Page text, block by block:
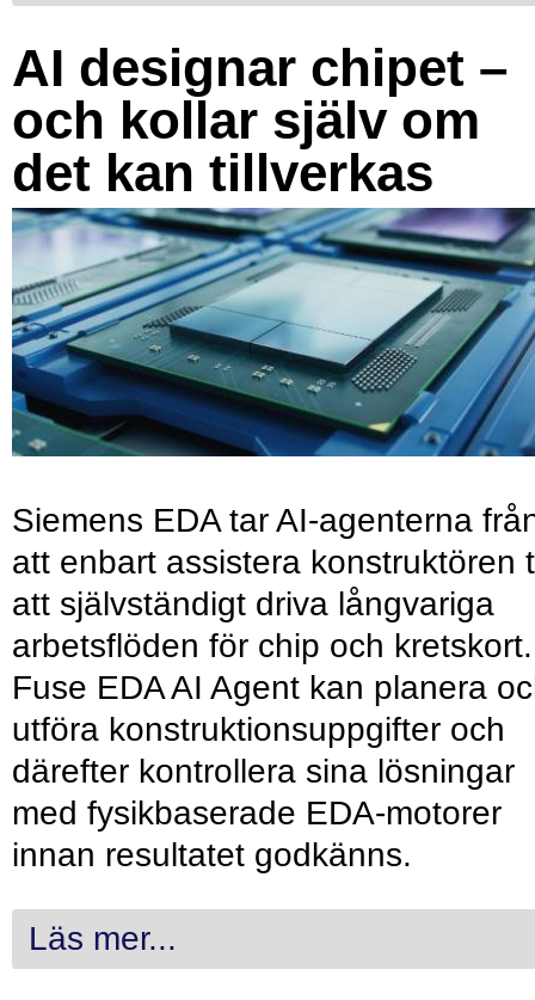
AI designar chipet –
och kollar själv om
det kan tillverkas
Siemens EDA tar AI-agenterna
att enbart assistera konstruktören
att självständigt driva långvariga
arbetsflöden för chip och kretskort.
Fuse EDA AI Agent kan planera
utföra konstruktionsuppgifter och
därefter kontrollera sina lösningar
med fysikbaserade EDA-motorer
innan resultatet godkänns.
Läs mer...